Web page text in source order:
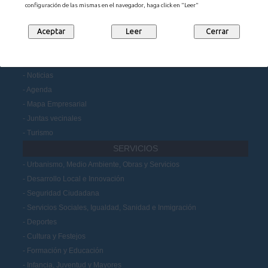
configuración de las mismas en el navegador, haga click en "Leer"
Datos Abiertos
Noticias
Agenda
Mapa Empresarial
Juntas vecinales
Turismo
SERVICIOS
Urbanismo, Medio Ambiente, Obras y Servicios
Desarrollo Local e Innovación
Seguridad Ciudadana
Servicios Sociales, Igualdad, Sanidad e Inmigración
Deportes
Cultura y Festejos
Formación y Educación
Infancia, Juventud y Mayores